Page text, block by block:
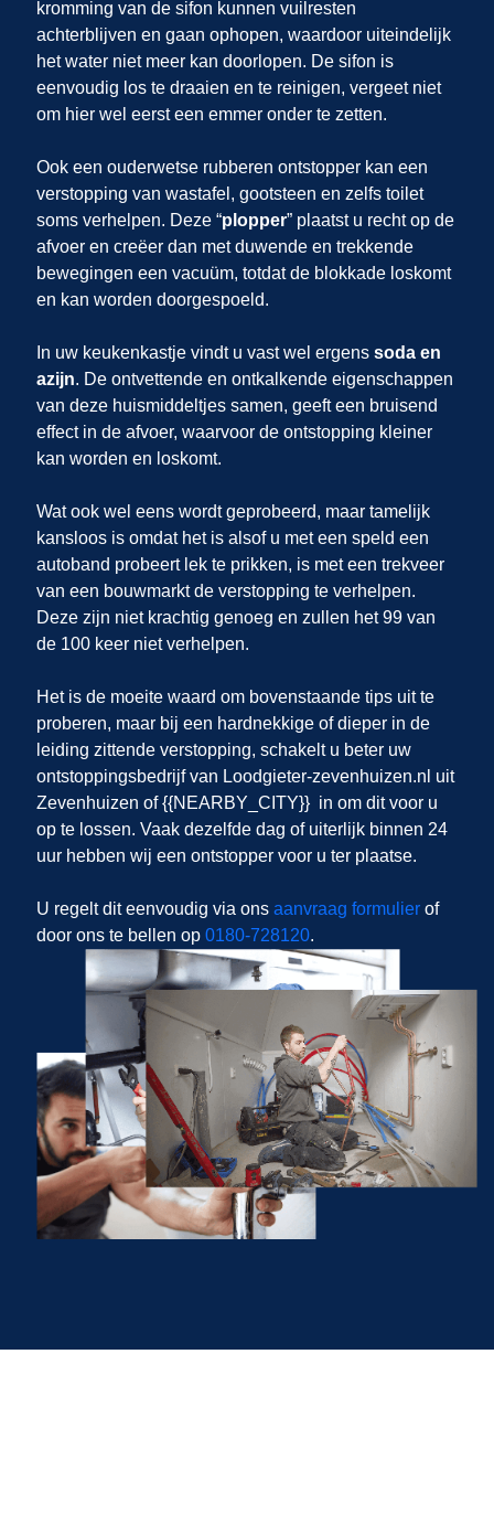
kromming van de sifon kunnen vuilresten
achterblijven en gaan ophopen, waardoor uiteindelijk
het water niet meer kan doorlopen. De sifon is
eenvoudig los te draaien en te reinigen, vergeet niet
om hier wel eerst een emmer onder te zetten.
Ook een ouderwetse rubberen ontstopper kan een
verstopping van wastafel, gootsteen en zelfs toilet
soms verhelpen. Deze “plopper” plaatst u recht op de
afvoer en creëer dan met duwende en trekkende
bewegingen een vacuüm, totdat de blokkade loskomt
en kan worden doorgespoeld.
In uw keukenkastje vindt u vast wel ergens soda en
azijn. De ontvettende en ontkalkende eigenschappen
van deze huismiddeltjes samen, geeft een bruisend
effect in de afvoer, waarvoor de ontstopping kleiner
kan worden en loskomt.
Wat ook wel eens wordt geprobeerd, maar tamelijk
kansloos is omdat het is alsof u met een speld een
autoband probeert lek te prikken, is met een trekveer
van een bouwmarkt de verstopping te verhelpen.
Deze zijn niet krachtig genoeg en zullen het 99 van
de 100 keer niet verhelpen.
Het is de moeite waard om bovenstaande tips uit te
proberen, maar bij een hardnekkige of dieper in de
leiding zittende verstopping, schakelt u beter uw
ontstoppingsbedrijf van Loodgieter-zevenhuizen.nl uit
Zevenhuizen of {{NEARBY_CITY}} in om dit voor u
op te lossen. Vaak dezelfde dag of uiterlijk binnen 24
uur hebben wij een ontstopper voor u ter plaatse.
U regelt dit eenvoudig via ons aanvraag formulierof
door ons te bellen op 0180-728120.